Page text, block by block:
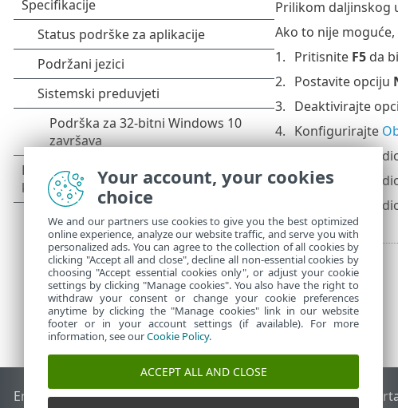
Prilikom daljinskog
Ako to nije
Pritisnite F5da
Postavite opciju
Deaktivirajte
Konfigurirajte
Konfigurirajte
Konfigurirajte
Konfigurirajte
End of LifeESET-ova baza znanjaESET-ov forumESET Status
Your account, your cookies
choice
We and our partners use cookies to give you the best optimized
online experience, analyze our website traffic, and serve you with
personalized ads. You can agree to the collection of all cookies by
clicking "Accept all and close", decline all non-essential cookies by
choosing "Accept essential cookies only", or adjust your cookie
settings by clicking "Manage cookies". You also have the right to
withdraw your consent or change your cookie preferences
anytime by clicking the "Manage cookies" link in our website
footer or in your account settings (if available). For more
information, see ourCookie Policy.
ACCEPT ALL AND CLOSE